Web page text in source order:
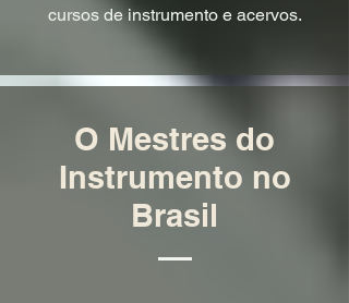
cursos de instrumento e acervos.
O Mestres do
Instrumento no
Brasil